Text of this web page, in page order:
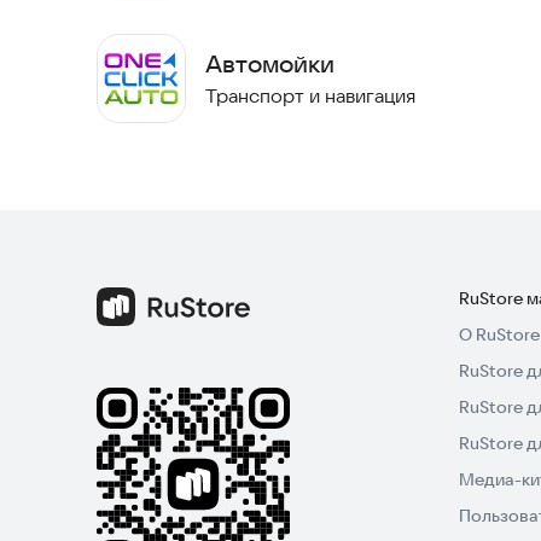
* Рейтинг автомоек основан на отзывах и
услугами.
- В списке постов выберите тот, на котором
- Введите необходимую сумму и нажмите
- Деньги спишутся с привязанной к
несколько секунд и внесенная сумма появится
- В течение нескольких минут вы получите
Автомойки
Транспорт и навигация
RuStore
О RuStore
RuStore
RuStore
RuStore
Медиа-